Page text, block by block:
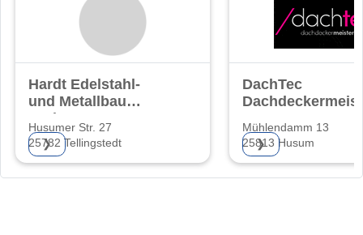
Hardt Edelstahl-
und Metallbau
GmbH
Husumer Str. 27
25782 Tellingstedt
❯
DachTec
Mühlendamm 13
25813 Husum
❯